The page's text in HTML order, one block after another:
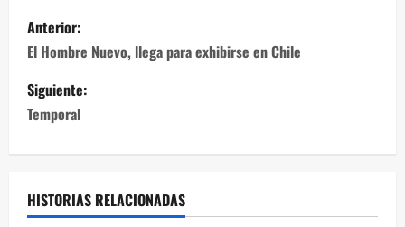
Anterior:
El Hombre Nuevo, llega para exhibirse en Chile
Siguiente:
Temporal
HISTORIAS RELACIONADAS